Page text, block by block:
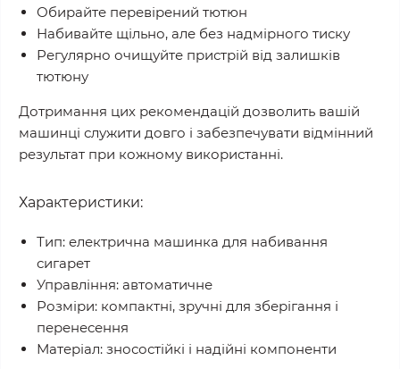
Обирайте перевірений тютюн
Набивайте щільно, але без надмірного тиску
Регулярно очищуйте пристрій від залишків
тютюну
Дотримання цих рекомендацій дозволить вашій
машинці служити довго і забезпечувати відмінний
результат при кожному використанні.
Характеристики:
Тип: електрична машинка для набивання
сигарет
Управління: автоматичне
Розміри: компактні, зручні для зберігання і
перенесення
Матеріал: зносостійкі і надійні компоненти